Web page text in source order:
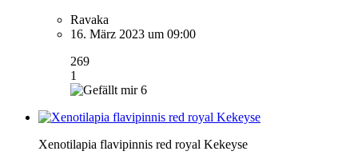
Ravaka
16. März 2023 um 09:00
269
1
6
Xenotilapia flavipinnis red royal Kekeyse